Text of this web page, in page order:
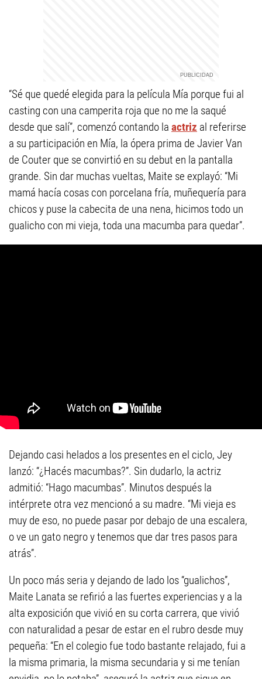
“Sé que quedé elegida para la película Mía porque fui al
casting con una camperita roja que no me la saqué
desde que salí”, comenzó contando la actriz al referirse
a su participación en Mía, la ópera prima de Javier Van
de Couter que se convirtió en su debut en la pantalla
grande. Sin dar muchas vueltas, Maite se explayó: “Mi
mamá hacía cosas con porcelana fría, muñequería para
chicos y puse la cabecita de una nena, hicimos todo un
gualicho con mi vieja, toda una macumba para quedar”.
Dejando casi helados a los presentes en el ciclo, Jey
lanzó: “¿Hacés macumbas?”. Sin dudarlo, la actriz
admitió: “Hago macumbas”. Minutos después la
intérprete otra vez mencionó a su madre. “Mi vieja es
muy de eso, no puede pasar por debajo de una escalera,
o ve un gato negro y tenemos que dar tres pasos para
atrás”.
Un poco más seria y dejando de lado los “gualichos”,
Maite Lanata se refirió a las fuertes experiencias y a la
alta exposición que vivió en su corta carrera, que vivió
con naturalidad a pesar de estar en el rubro desde muy
pequeña: “En el colegio fue todo bastante relajado, fui a
la misma primaria, la misma secundaria y si me tenían